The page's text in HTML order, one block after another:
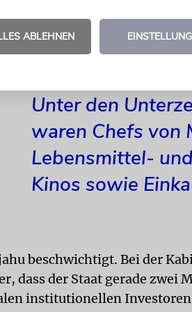
wenn sie etwa
Unter den
waren Chefs von
Lebensmittel-
Kinos sowie
beschwichtigt. Bei der
dass der Staat gerade zwei
institutionellen Investoren
ABLEHNEN